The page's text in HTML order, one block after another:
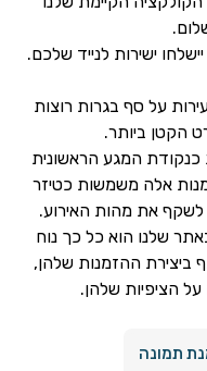
ישירות לנייד שלכם.
על סף בגרות רוצות
הקטן ביותר.
כנקודת המגע הראשונית
אלה משמשות כטיזר
לשקף את מהות האירוע.
שלנו הוא כל כך נוח
ביצירת ההזמנות שלהן,
הציפיות שלהן.
תמונה